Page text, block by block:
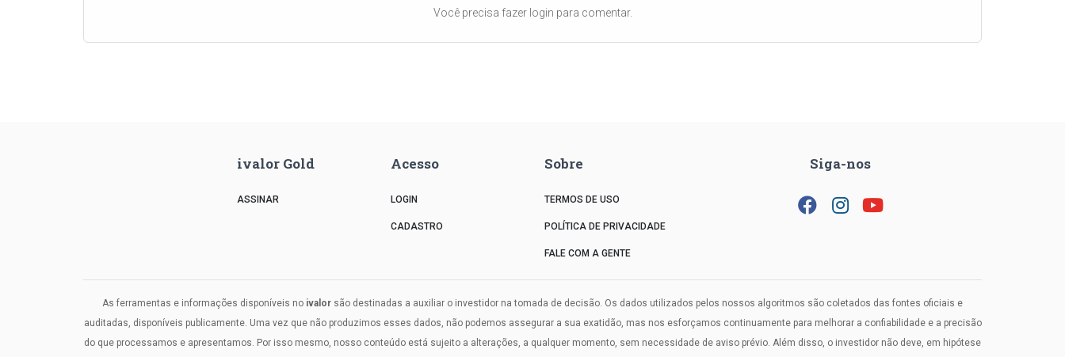
Você precisa fazer login para comentar.
ivalor Gold
ASSINAR
Acesso
LOGIN
CADASTRO
Sobre
TERMOS DE USO
POLÍTICA DE PRIVACIDADE
FALE COM A GENTE
Siga-nos
As ferramentas e informações disponíveis no ivalor são destinadas a auxiliar o investidor na tomada de decisão. Os dados utilizados pelos nossos algoritmos são coletados das fontes oficiais e
auditadas, disponíveis publicamente. Uma vez que não produzimos esses dados, não podemos assegurar a sua exatidão, mas nos esforçamos continuamente para melhorar a confiabilidade e a precisão
do que processamos e apresentamos. Por isso mesmo, nosso conteúdo está sujeito a alterações, a qualquer momento, sem necessidade de aviso prévio. Além disso, o investidor não deve, em hipótese